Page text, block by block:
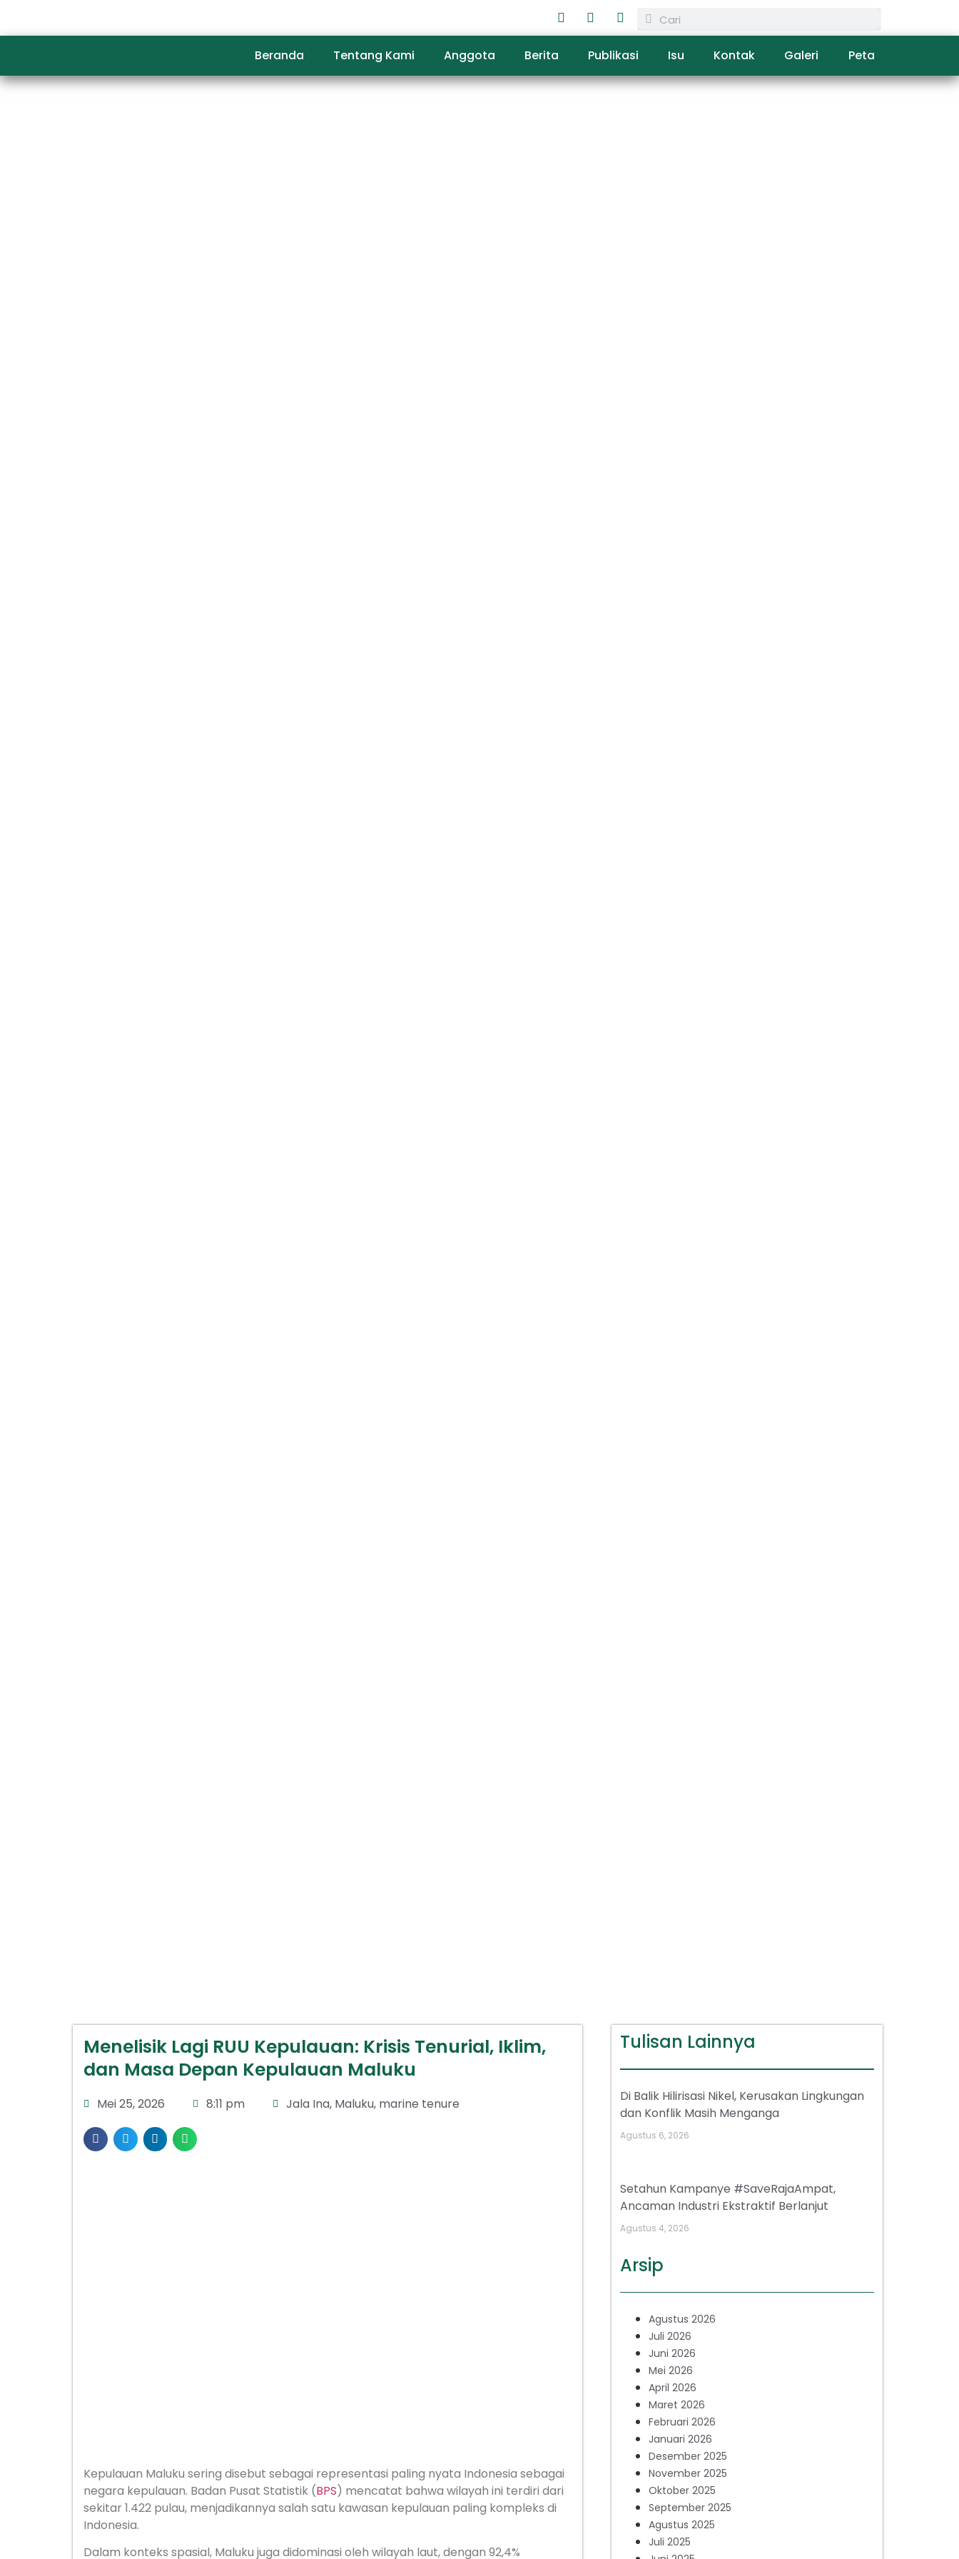
Beranda Tentang Kami Anggota Berita Publikasi Isu Kontak Galeri Peta
Menelisik Lagi RUU Kepulauan: Krisis Tenurial, Iklim,
dan Masa Depan Kepulauan Maluku
Mei 25, 2026 8:11 pm Jala Ina, Maluku, marine tenure
Kepulauan Maluku sering disebut sebagai representasi paling nyata Indonesia sebagai
negara kepulauan. Badan Pusat Statistik (BPS) mencatat bahwa wilayah ini terdiri dari
sekitar 1.422 pulau, menjadikannya salah satu kawasan kepulauan paling kompleks di
Indonesia.
Dalam konteks spasial, Maluku juga didominasi oleh wilayah laut, dengan 92,4%
Tulisan Lainnya
Di Balik Hilirisasi Nikel, Kerusakan Lingkungan
dan Konflik Masih Menganga
Agustus 6, 2026
Setahun Kampanye #SaveRajaAmpat,
Ancaman Industri Ekstraktif Berlanjut
Agustus 4, 2026
Arsip
Agustus 2026
Juli 2026
Juni 2026
Mei 2026
April 2026
Maret 2026
Februari 2026
Januari 2026
Desember 2025
November 2025
Oktober 2025
September 2025
Agustus 2025
Juli 2025